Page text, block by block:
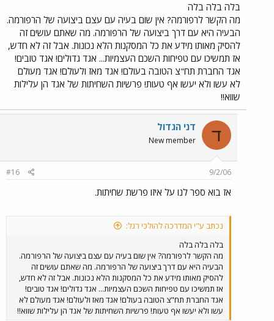
בלה בלה בלה
מה הקשר לרפורמה? אין שום בעיה עם עצם ביצועה של הרפורמה.
הבעיה היא עם דרך ביצועה של הרפורמה. מה שאתם עושים זה
להסיק מאותו מידע את כל המסקנות הלא נכונות. אבל זה לא חדש,
אז תמשיכו עם טפיחות השכם העצמיות... אגד גדולים! אגד טובים!
אגד החברת תח"צ הטובה בעולם! אגד מאז ולעולם! אגד מעולם
לא עשו ולא יעשו אף טעות! פרשיות השחיתות של אגד הן עלילות
שווא!!
ד דני הגדול
New member
9/2/06
#16
אז בוא ספר לנו על איזו פרשת שחיתות.
נכתב ע"י המדרכה להולכי רגל:
בלה בלה בלה
מה הקשר לרפורמה? אין שום בעיה עם עצם ביצועה של הרפורמה.
הבעיה היא עם דרך ביצועה של הרפורמה. מה שאתם עושים זה
להסיק מאותו מידע את כל המסקנות הלא נכונות. אבל זה לא חדש,
אז תמשיכו עם טפיחות השכם העצמיות... אגד גדולים! אגד טובים!
אגד החברת תח"צ הטובה בעולם! אגד מאז ולעולם! אגד מעולם לא
עשו ולא יעשו אף טעות! פרשיות השחיתות של אגד הן עלילות שווא!!